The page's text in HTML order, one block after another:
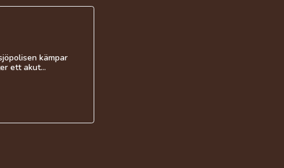
kämpar
ett akut...